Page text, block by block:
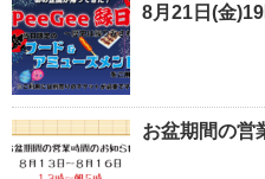
8月21日(金
お盆期間の営